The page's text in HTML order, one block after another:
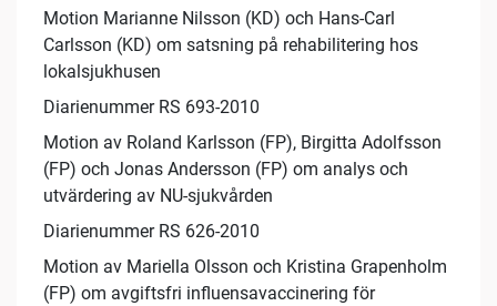
Motion Marianne Nilsson (KD) och Hans-Carl
Carlsson (KD) om satsning på rehabilitering hos
lokalsjukhusen
Diarienummer RS 693-2010
Motion av Roland Karlsson (FP), Birgitta Adolfsson
(FP) och Jonas Andersson (FP) om analys och
utvärdering av NU-sjukvården
Diarienummer RS 626-2010
Motion av Mariella Olsson och Kristina Grapenholm
(FP) om avgiftsfri influensavaccinering för